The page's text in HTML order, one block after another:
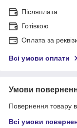
Післяплата
Готівкою
Оплата за
Всі умови оплати
Умови
Повернення товару
Всі умови